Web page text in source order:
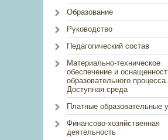
Образование
Руководство
Педагогический состав
Материально-техническое
обеспечение и
образовательного процесса.
Доступная среда
Платные образовательные
Финансово-хозяйственная
деятельность